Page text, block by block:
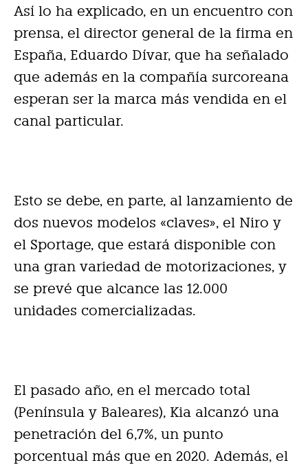
Así lo ha explicado, en un encuentro con
prensa, el director general de la firma en
España, Eduardo Dívar, que ha señalado
que además en la compañía surcoreana
esperan ser la marca más vendida en el
canal particular.
Esto se debe, en parte, al lanzamiento de
dos nuevos modelos «claves», el Niro y
el Sportage, que estará disponible con
una gran variedad de motorizaciones, y
se prevé que alcance las 12.000
unidades comercializadas.
El pasado año, en el mercado total
(Península y Baleares), Kia alcanzó una
penetración del 6,7%, un punto
porcentual más que en 2020. Además, el